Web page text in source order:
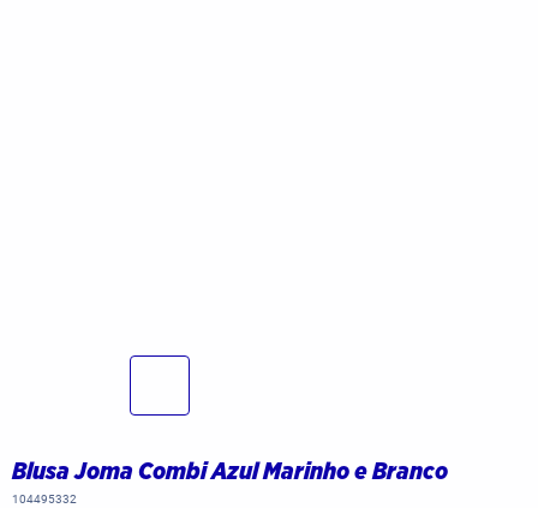
Blusa Joma Combi Azul Marinho e Branco
104495332